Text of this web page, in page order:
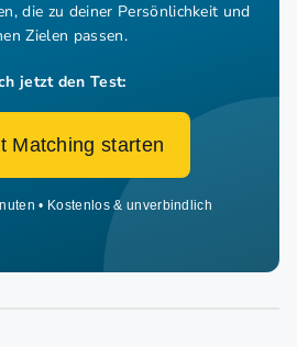
die zu deiner Persönlichkeit und
Zielen passen.
jetzt den Test:
Matching starten
• Kostenlos & unverbindlich